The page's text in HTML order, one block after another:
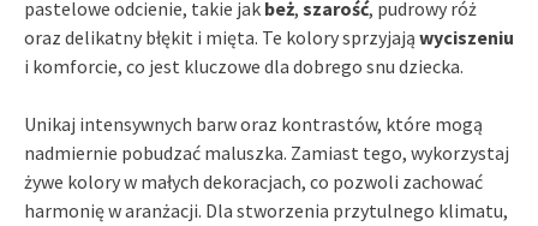
pastelowe odcienie, takie jak beż, szarość, pudrowy róż
oraz delikatny błękit i mięta. Te kolory sprzyjają wyciszeniu
i komforcie, co jest kluczowe dla dobrego snu dziecka.
Unikaj intensywnych barw oraz kontrastów, które mogą
nadmiernie pobudzać maluszka. Zamiast tego, wykorzystaj
żywe kolory w małych dekoracjach, co pozwoli zachować
harmonię w aranżacji. Dla stworzenia przytulnego klimatu,